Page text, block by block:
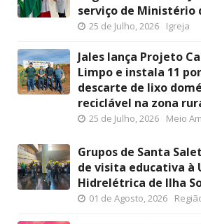
serviço de Ministério
25 de Julho, 2026 Igreja
Jales lança Projeto
Limpo e instala 11
descarte de lixo
reciclável na zona
25 de Julho, 2026 Meio
Grupos de Santa
de visita educativa à
Hidrelétrica de Ilha
01 de Agosto, 2026